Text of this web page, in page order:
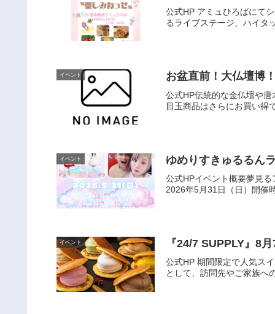
公式HP アミュひろばにて
るライブステージ、ハイタ
イベント お盆直前！大仏壇博
公式HP伝統的な金仏壇や
目玉商品はさらにお買い得
イベント ゆめりすきゅるるん
公式HPイベント概要夢見
2026年5月31日（日）開催
イベント 『24/7 SUPPLY』8
公式HP 期間限定で人気ス
として、訪問先やご家族へ